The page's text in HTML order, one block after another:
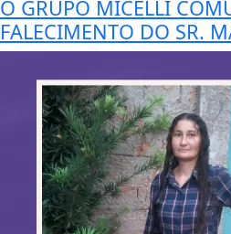
O GRUPO MICELLI
FALECIMENTO DO SR.